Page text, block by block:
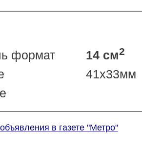
формат
14 см2
41х33мм
в газете "Метро"